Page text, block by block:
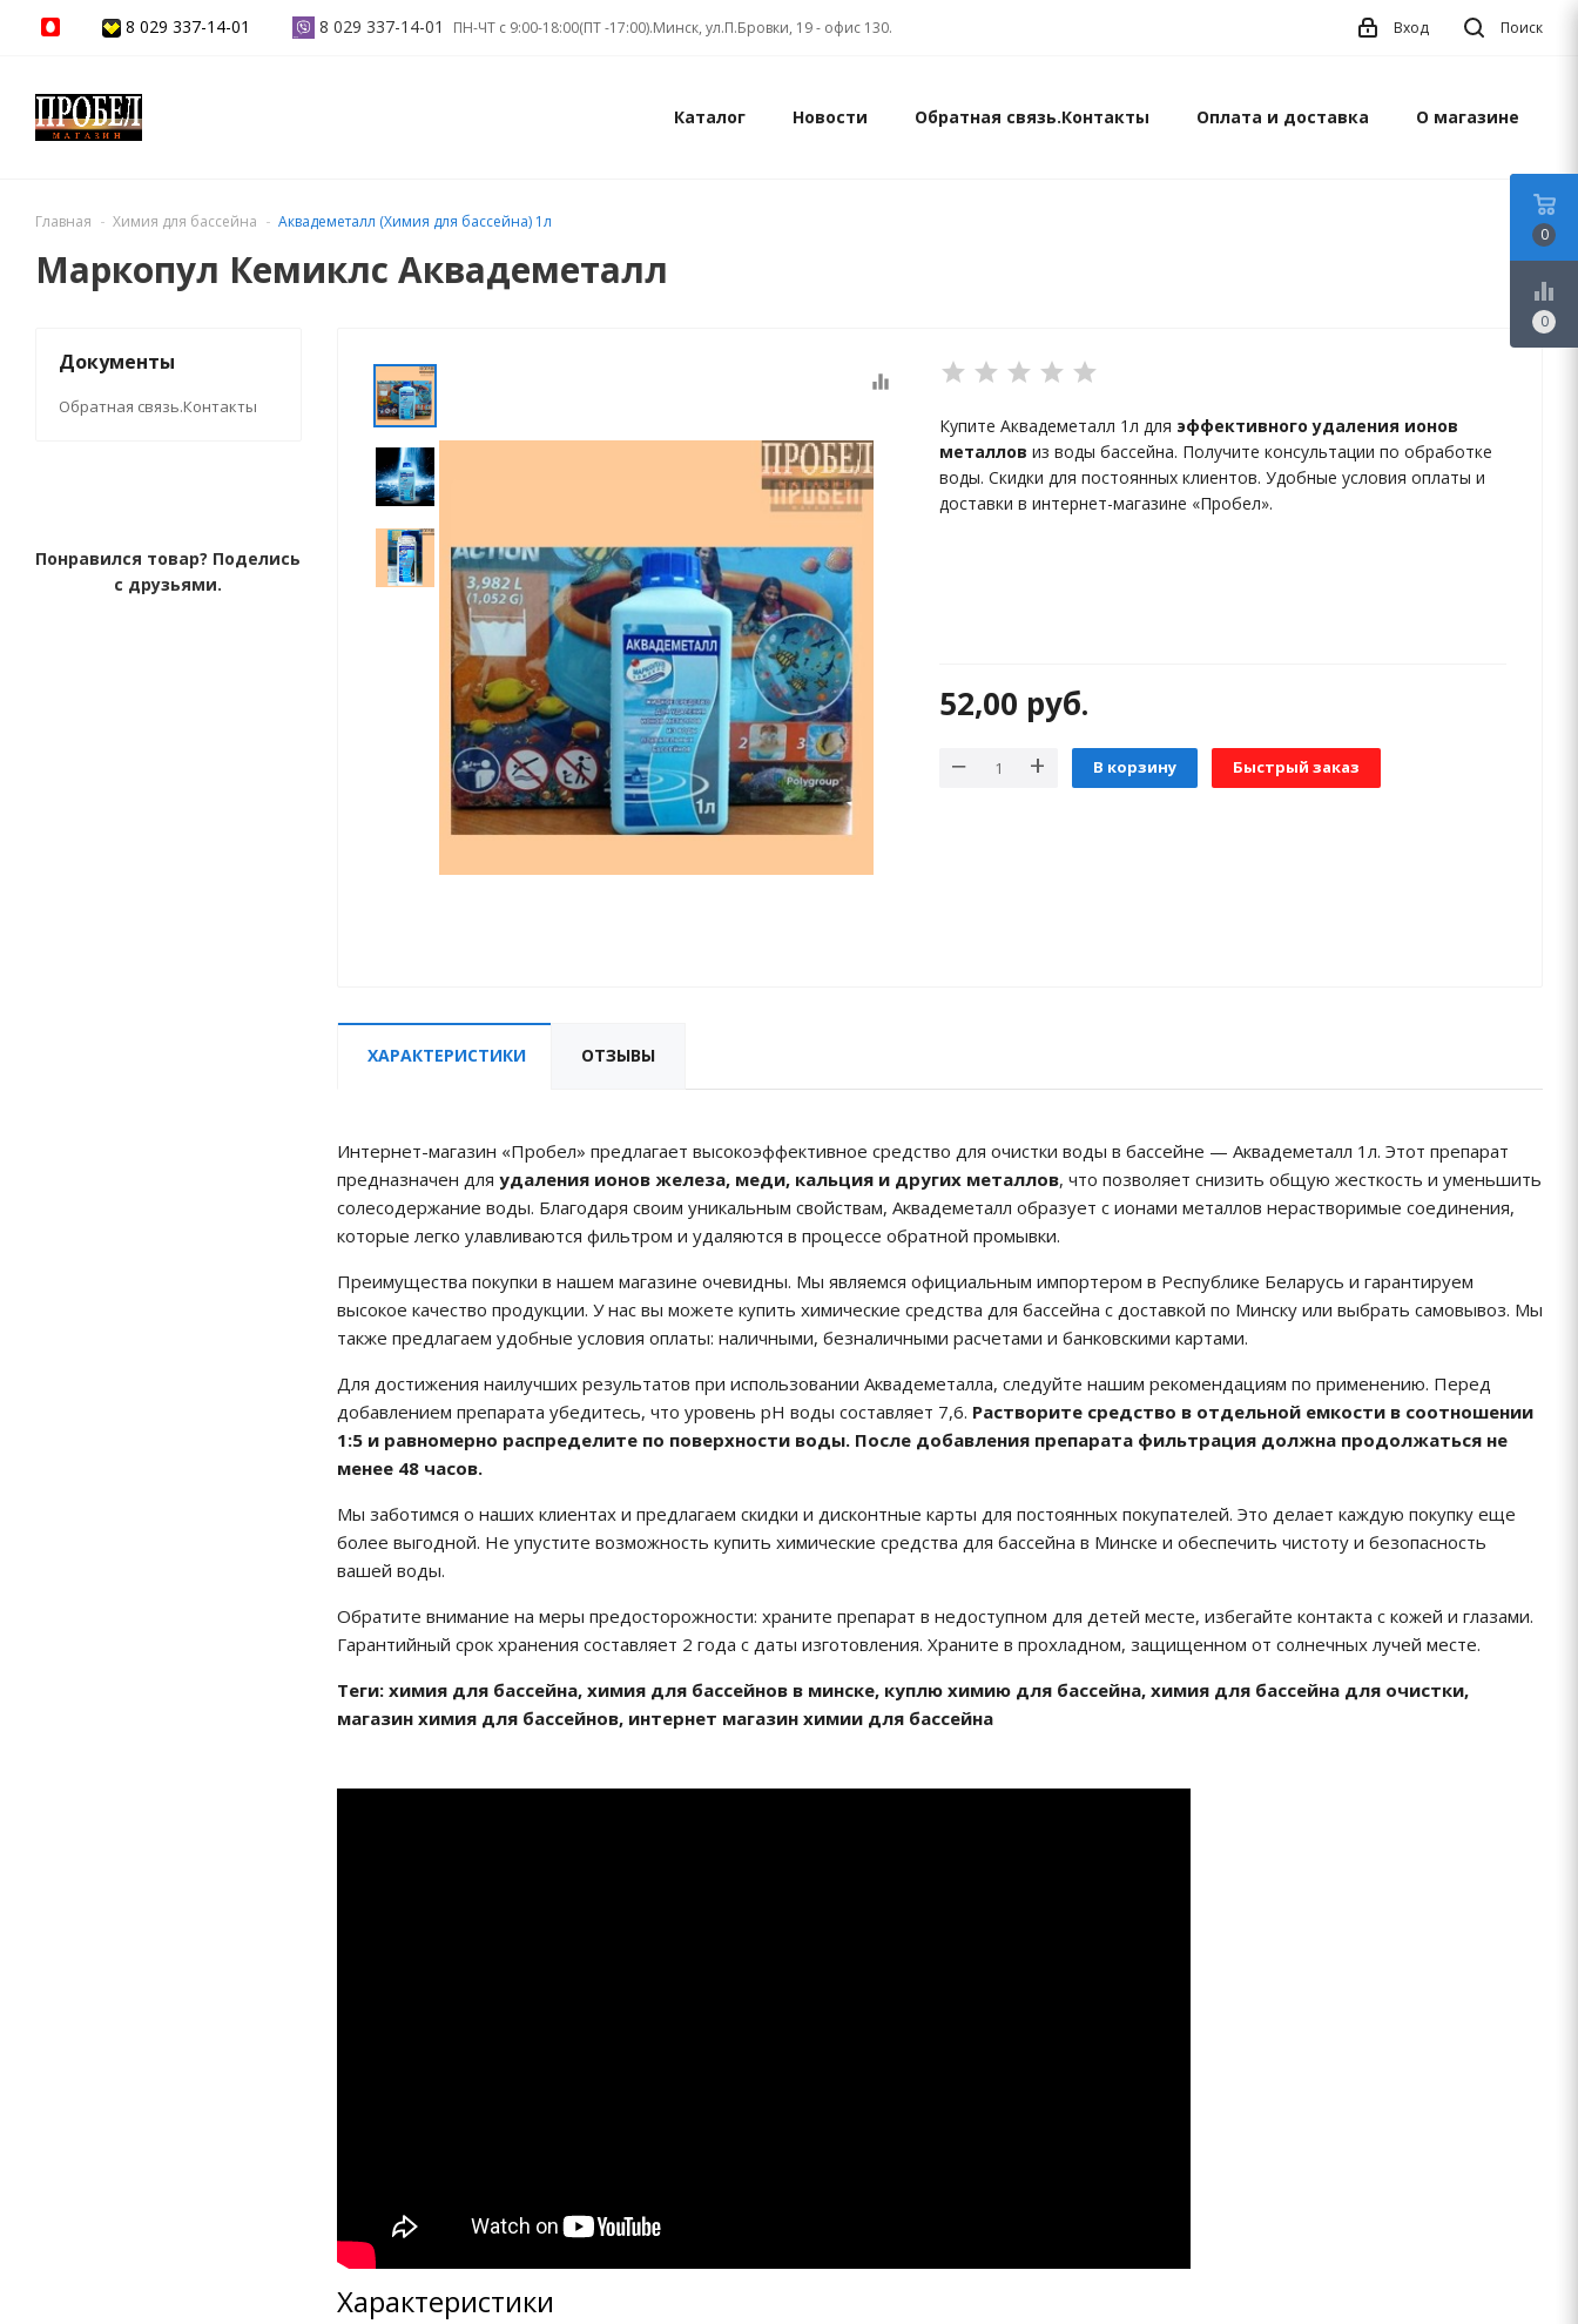
8 029 337-14-01 8 029 337-14-01 ПН-ЧТ с 9:00-18:00(ПТ -17:00).Минск, ул.П.Бровки, 19 - офис 130. Вход Поиск
Каталог Новости Обратная связь.Контакты Оплата и доставка О магазине
0
equalizer
0
Главная Химия для бассейна Аквадеметалл (Химия для бассейна) 1л
Маркопул Кемиклс Аквадеметалл
Документы
Обратная связь.Контакты
Понравился товар? Поделись
с друзьями.
equalizer
Купите Аквадеметалл 1л для эффективного удаления ионов
металлов из воды бассейна. Получите консультации по обработке
воды. Скидки для постоянных клиентов. Удобные условия оплаты и
доставки в интернет-магазине «Пробел».
52,00 руб.
В корзину Быстрый заказ
ХАРАКТЕРИСТИКИ ОТЗЫВЫ
Интернет-магазин «Пробел» предлагает высокоэффективное средство для очистки воды в бассейне — Аквадеметалл 1л. Этот препарат
предназначен для удаления ионов железа, меди, кальция и других металлов, что позволяет снизить общую жесткость и уменьшить
солесодержание воды. Благодаря своим уникальным свойствам, Аквадеметалл образует с ионами металлов нерастворимые соединения,
которые легко улавливаются фильтром и удаляются в процессе обратной промывки.
Преимущества покупки в нашем магазине очевидны. Мы являемся официальным импортером в Республике Беларусь и гарантируем
высокое качество продукции. У нас вы можете купить химические средства для бассейна с доставкой по Минску или выбрать самовывоз. Мы
также предлагаем удобные условия оплаты: наличными, безналичными расчетами и банковскими картами.
Для достижения наилучших результатов при использовании Аквадеметалла, следуйте нашим рекомендациям по применению. Перед
добавлением препарата убедитесь, что уровень рН воды составляет 7,6. Растворите средство в отдельной емкости в соотношении
1:5 и равномерно распределите по поверхности воды. После добавления препарата фильтрация должна продолжаться не
менее 48 часов.
Мы заботимся о наших клиентах и предлагаем скидки и дисконтные карты для постоянных покупателей. Это делает каждую покупку еще
более выгодной. Не упустите возможность купить химические средства для бассейна в Минске и обеспечить чистоту и безопасность
вашей воды.
Обратите внимание на меры предосторожности: храните препарат в недоступном для детей месте, избегайте контакта с кожей и глазами.
Гарантийный срок хранения составляет 2 года с даты изготовления. Храните в прохладном, защищенном от солнечных лучей месте.
Теги: химия для бассейна, химия для бассейнов в минске, куплю химию для бассейна, химия для бассейна для очистки,
магазин химия для бассейнов, интернет магазин химии для бассейна
Характеристики